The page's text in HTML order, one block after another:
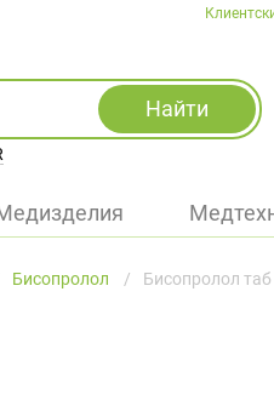
Найти
Избранное
Войти
Бисопролол Бисопролол